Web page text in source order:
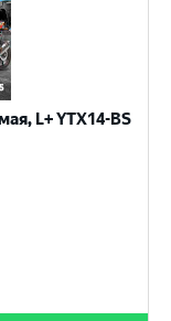
L+ YTX14-BS